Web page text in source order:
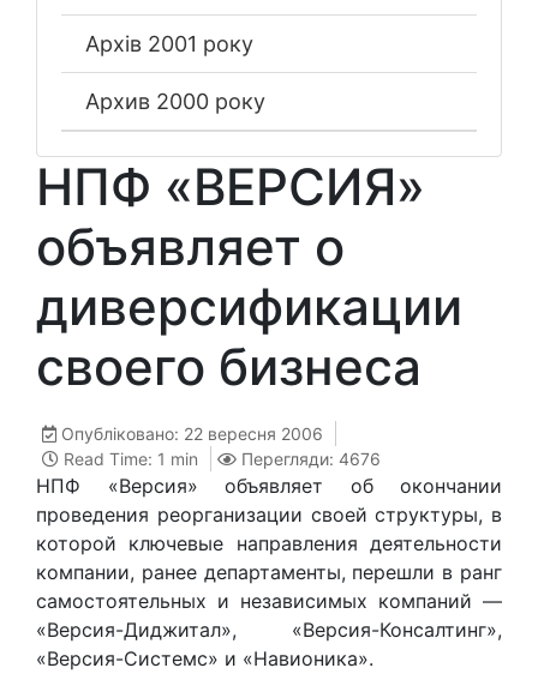
Архів 2001 року
Архив 2000 року
НПФ «ВЕРСИЯ»
объявляет о
диверсификации
своего бизнеса
Опубліковано: 22 вересня 2006
Read Time: 1 min
Перегляди: 4676
НПФ «Версия» объявляет об окончании
проведения реорганизации своей структуры, в
которой ключевые направления деятельности
компании, ранее департаменты, перешли в ранг
самостоятельных и независимых компаний —
«Версия-Диджитал», «Версия-Консалтинг»,
«Версия-Системс» и «Навионика».